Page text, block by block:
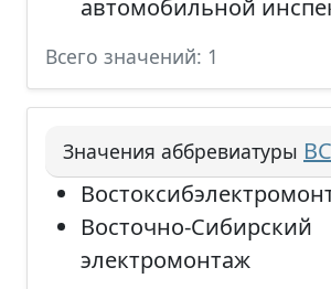
автомобильной
Всего значений: 1
Значения аббревиатуры
Восточно-Сибирский
электромонтаж